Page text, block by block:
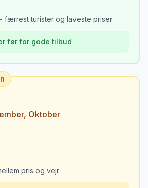
færrest turister og laveste priser
før for gode tilbud
, Oktober
pris og vejr